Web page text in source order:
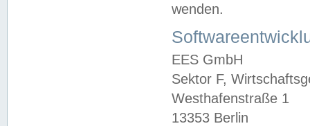
wenden.
EES GmbH
Sektor F,
Westhafenstraße 1
13353 Berlin